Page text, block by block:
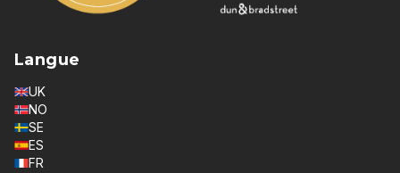
Langue
UK
NO
SE
ES
FR